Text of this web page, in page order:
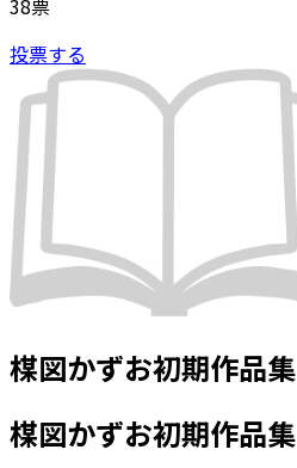
38票
投票する
楳図かずお初期作品集
楳図かずお初期作品集